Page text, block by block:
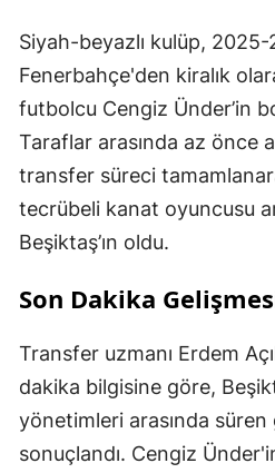
Siyah-beyazlı kulüp,
Fenerbahçe'den kiralık
futbolcu Cengiz Ünder’in
Taraflar arasında az önce
transfer süreci
tecrübeli kanat oyuncusu
Beşiktaş’ın oldu.
Son Dakika
Transfer uzmanı Erdem
dakika bilgisine göre,
yönetimleri arasında
sonuçlandı. Cengiz